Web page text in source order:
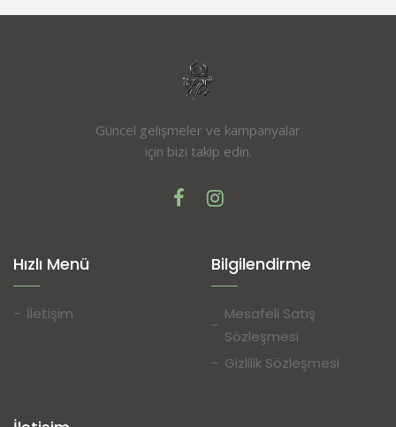
Güncel gelişmeler ve kampanyalar
için bizi takip edin.
Hızlı Menü
İletişim
Bilgilendirme
Mesafeli Satış
Sözleşmesi
Gizlilik Sözleşmesi